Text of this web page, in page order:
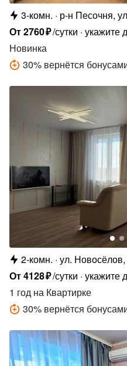
3-комн.
р-н
От2760₽/сутки укажите
Новинка
30% вернётся
2-комн. ул. Новосёлов,
От4128₽/сутки укажите
1 год на Квартирке
30% вернётся